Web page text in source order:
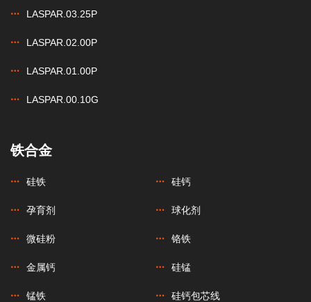
LASPAR.03.25P
LASPAR.02.00P
LASPAR.01.00P
LASPAR.00.10G
铁合金
硅铁 硅钙
孕育剂 球化剂
微硅粉 铬铁
金属钙 硅锰
锰铁 硅钙包芯线